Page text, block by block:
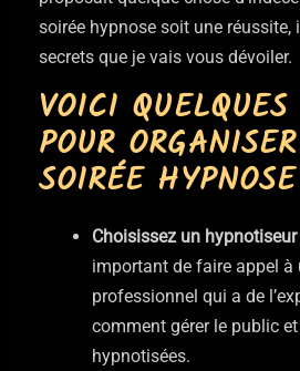
soirée hypnose soit une réussite,
secrets que je vais vous dévoiler.
VOICI
POUR
SOIRÉE
Choisissez un
important de faire appel à
professionnel qui a de
comment gérer le public
hypnotisées.